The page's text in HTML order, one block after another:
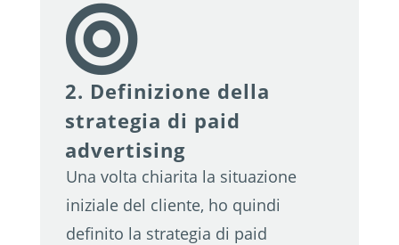

2. Definizione della
strategia di paid
advertising
Una volta chiarita la situazione
iniziale del cliente, ho quindi
definito la strategia di paid